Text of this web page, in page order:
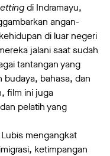
di Indramayu,
angan-
di luar negeri
jalani saat sudah
tantangan yang
budaya, bahasa, dan
film ini juga
pelatih yang
mengangkat
ketimpangan